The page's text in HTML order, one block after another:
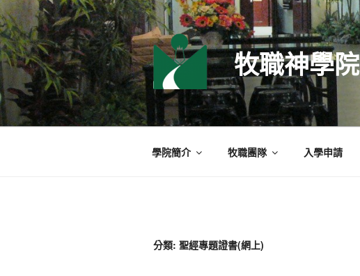
跳
至
主
要
內
容
牧職神學院
學院簡介 牧職團隊 入學申請
分類: 聖經專題證書(網上)